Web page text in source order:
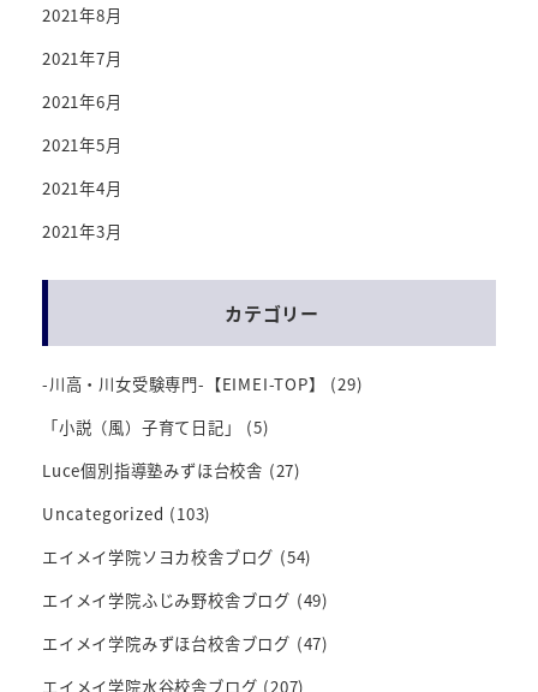
2021年8月
2021年7月
2021年6月
2021年5月
2021年4月
2021年3月
カテゴリー
-川高・川女受験専門-【EIMEI-TOP】
(29)
「小説（風）子育て日記」
(5)
Luce個別指導塾みずほ台校舎 (27)
Uncategorized (103)
エイメイ学院ソヨカ校舎ブログ (54)
エイメイ学院ふじみ野校舎ブログ (49)
エイメイ学院みずほ台校舎ブログ (47)
エイメイ学院水谷校舎ブログ (207)